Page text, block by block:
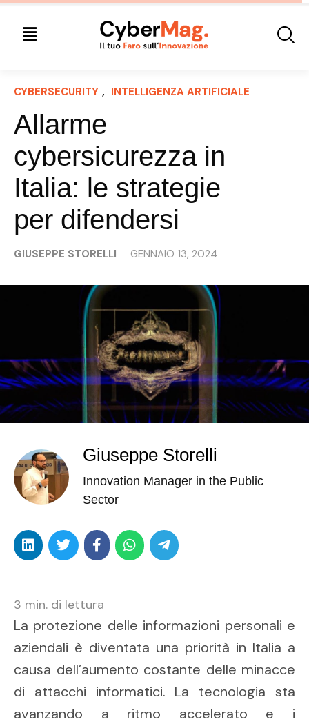
CYBERSECURITY , INTELLIGENZA ARTIFICIALE
Allarme
cybersicurezza in
Italia: le strategie
per difendersi
GIUSEPPE STORELLI GENNAIO 13, 2024
Giuseppe Storelli
Innovation Manager in the Public
Sector
3 min. di lettura
La protezione delle informazioni personali e
aziendali è diventata una priorità in Italia a
causa dell’aumento costante delle minacce
di attacchi informatici. La tecnologia sta
avanzando a ritmo accelerato e i